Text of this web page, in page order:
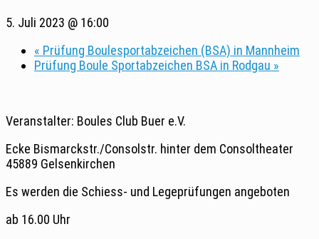
5. Juli 2023 @ 16:00
« Prüfung Boulesportabzeichen (BSA) in Mannheim
Prüfung Boule Sportabzeichen BSA in Rodgau »
Veranstalter: Boules Club Buer e.V.
Ecke Bismarckstr./Consolstr. hinter dem Consoltheater
45889 Gelsenkirchen
Es werden die Schiess- und Legeprüfungen angeboten
ab 16.00 Uhr